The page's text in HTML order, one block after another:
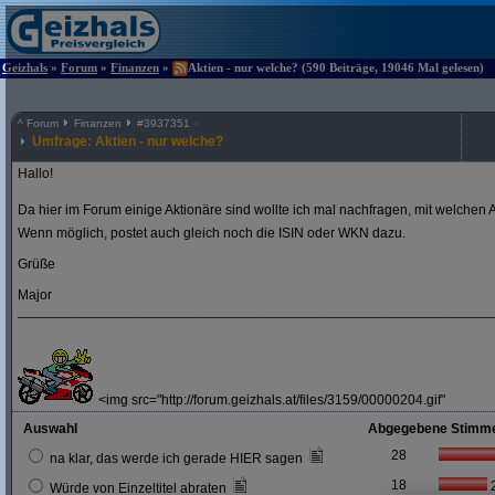
Geizhals » Forum » Finanzen » Aktien - nur welche? (590 Beiträge, 19046 Mal gelesen)
^ Forum Finanzen #3937351
Umfrage: Aktien - nur welche?
Hallo!
Da hier im Forum einige Aktionäre sind wollte ich mal nachfragen, mit welchen
Wenn möglich, postet auch gleich noch die ISIN oder WKN dazu.
Grüße
Major
<img src="http://forum.geizhals.at/files/3159/00000204.gif"
Auswahl
Abgegebene
na klar, das werde ich gerade HIER sagen
28
Würde von Einzeltitel abraten 18